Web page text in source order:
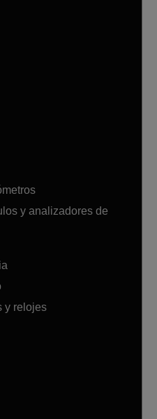
y analizadores de
y relojes